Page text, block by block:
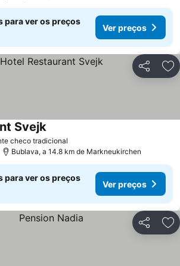
para ver os preços
Ver preços
Partilhar
checo tradicional
Svejk
Bublava, a 14.8 km de Markneukirchen
para ver os preços
Ver preços
Partilhar